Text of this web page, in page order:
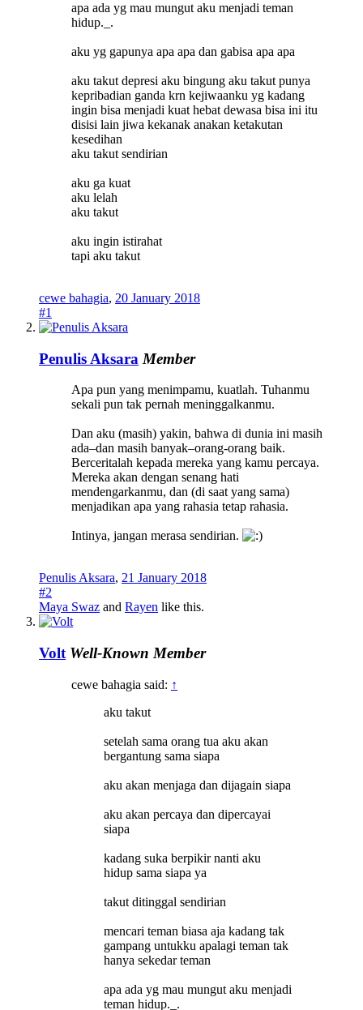
apa ada yg mau mungut aku menjadi teman
hidup._.
aku yg gapunya apa apa dan gabisa apa apa
aku takut depresi aku bingung aku takut punya
kepribadian ganda krn kejiwaanku yg kadang
ingin bisa menjadi kuat hebat dewasa bisa ini itu
disisi lain jiwa kekanak anakan ketakutan
kesedihan
aku takut sendirian
aku ga kuat
aku lelah
aku takut
aku ingin istirahat
tapi aku takut
cewe bahagia, 20 January 2018
#1
Penulis Aksara Member
Apa pun yang menimpamu, kuatlah. Tuhanmu
sekali pun tak pernah meninggalkanmu.
Dan aku (masih) yakin, bahwa di dunia ini masih
ada–dan masih banyak–orang-orang baik.
Berceritalah kepada mereka yang kamu percaya.
Mereka akan dengan senang hati
mendengarkanmu, dan (di saat yang sama)
menjadikan apa yang rahasia tetap rahasia.
Intinya, jangan merasa sendirian.
Penulis Aksara, 21 January 2018
#2
Maya Swaz and Rayen like this.
Volt Well-Known Member
cewe bahagia said: ↑
aku takut
setelah sama orang tua aku akan
bergantung sama siapa
aku akan menjaga dan dijagain siapa
aku akan percaya dan dipercayai
siapa
kadang suka berpikir nanti aku
hidup sama siapa ya
takut ditinggal sendirian
mencari teman biasa aja kadang tak
gampang untukku apalagi teman tak
hanya sekedar teman
apa ada yg mau mungut aku menjadi
teman hidup._.